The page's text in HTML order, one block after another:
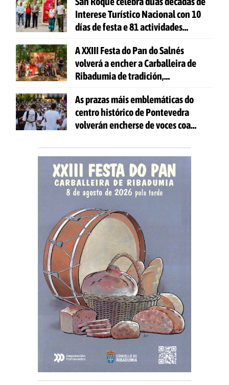
Interese Turístico Nacional con 10
días de festa e 81 actividades
A XXIII Festa do Pan do Salnés
volverá a encher a Carballeira de
Ribadumia de tradición,
todas as idades
As prazas máis emblemáticas do
centro histórico de Pontevedra
volverán encherse de voces coa